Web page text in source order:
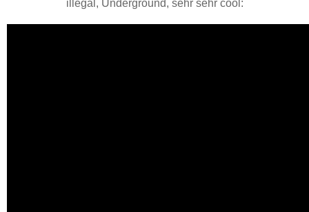
illegal, Underground, sehr sehr cool: